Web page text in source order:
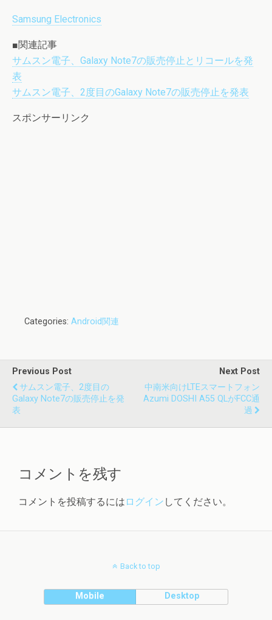
Samsung Electronics
■関連記事
サムスン電子、Galaxy Note7の販売停止とリコールを発
表
サムスン電子、2度目のGalaxy Note7の販売停止を発表
スポンサーリンク
Categories: Android関連
Previous Post
サムスン電子、2度目の
Galaxy Note7の販売停止を発
表
Next Post
中南米向けLTEスマートフォン
Azumi DOSHI A55 QLがFCC通
過
コメントを残す
コメントを投稿するには ログイン してください。
Back to top
Mobile Desktop